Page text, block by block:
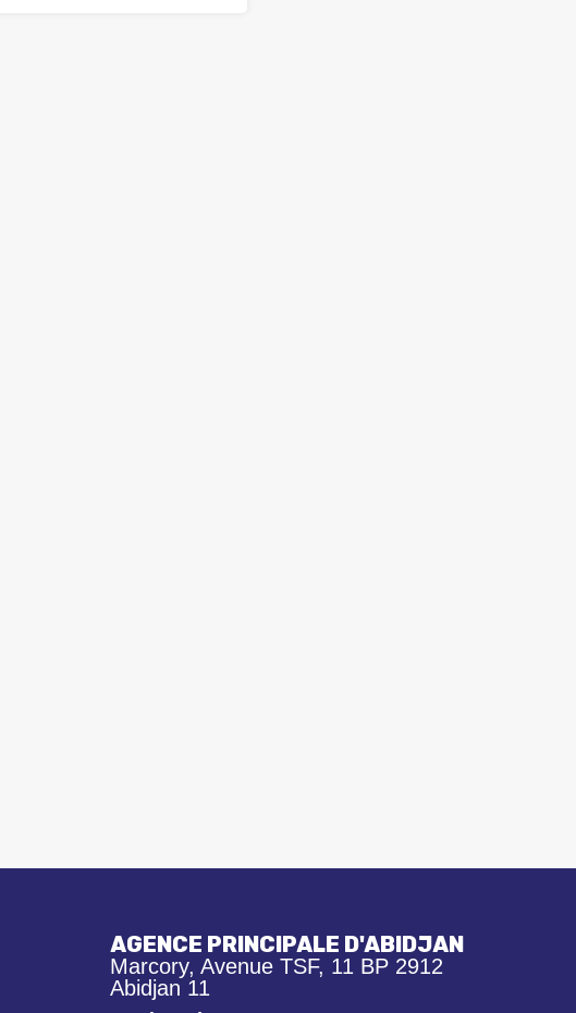
AGENCE PRINCIPALE D'ABIDJAN
Marcory, Avenue TSF, 11 BP 2912
Abidjan 11